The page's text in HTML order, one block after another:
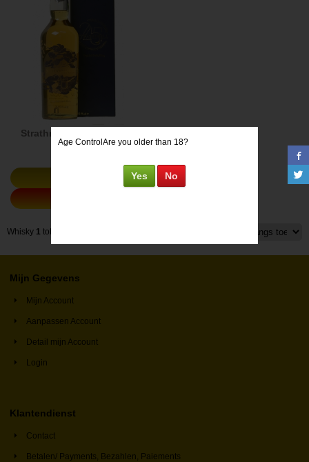
Age ControlAre you older than 18?
Yes No
Strathmill 1988 25Y 52.4°
Whisky 1 tot
Mijn Gegevens
Mijn Account
Aanpassen Account
Detail mijn Account
Login
Klantendienst
Contact
Betalen/ Payments, Bezahlen, Paiements